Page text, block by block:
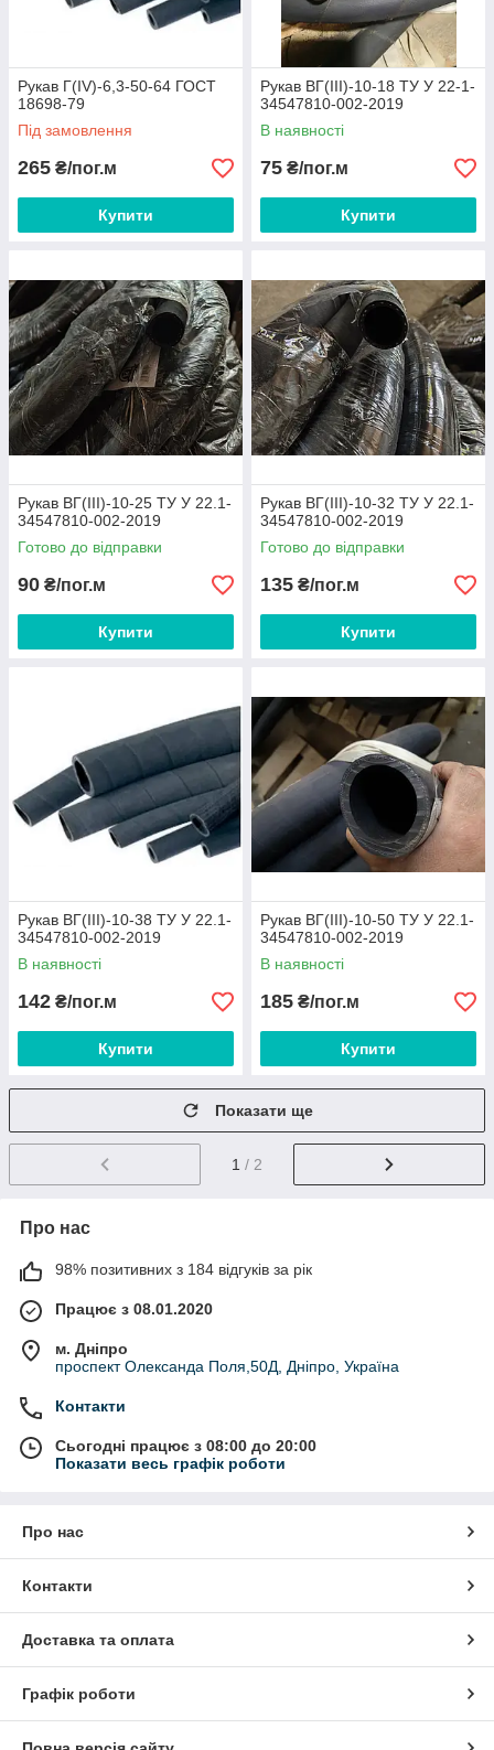
Рукав Г(IV)-6,3-50-64 ГОСТ
18698-79
Під замовлення
265 ₴/пог.м
Купити
Рукав ВГ(III)-10-18 ТУ У 22-1-
34547810-002-2019
В наявності
75 ₴/пог.м
Купити
Рукав ВГ(III)-10-25 ТУ У 22.1-
34547810-002-2019
Готово до відправки
90 ₴/пог.м
Купити
Рукав ВГ(III)-10-32 ТУ У 22.1-
34547810-002-2019
Готово до відправки
135 ₴/пог.м
Купити
Рукав ВГ(III)-10-38 ТУ У 22.1-
34547810-002-2019
В наявності
142 ₴/пог.м
Купити
Рукав ВГ(III)-10-50 ТУ У 22.1-
34547810-002-2019
В наявності
185 ₴/пог.м
Купити
Показати ще
1 / 2
Про нас
98% позитивних з 184 відгуків за рік
Працює з 08.01.2020
м. Дніпро
проспект Олександа Поля,50Д, Дніпро, Україна
Контакти
Сьогодні працює з 08:00 до 20:00
Показати весь графік роботи
Про нас
Контакти
Доставка та оплата
Графік роботи